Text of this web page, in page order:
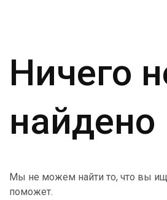
Ничего
найдено
Мы не можем найти то, что вы
поможет.